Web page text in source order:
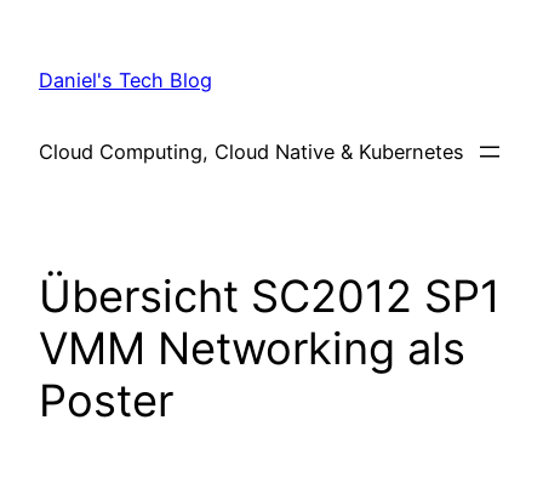
content
Daniel's Tech Blog
Cloud Computing, Cloud Native & Kubernetes
Übersicht SC2012 SP1
VMM Networking als
Poster